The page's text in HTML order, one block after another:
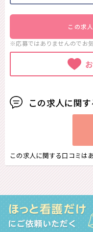
この求
※応募ではありませんのでお
この求人に関
この求人に関する口コミは